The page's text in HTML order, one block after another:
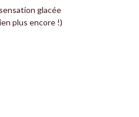
glacée
plus encore !)